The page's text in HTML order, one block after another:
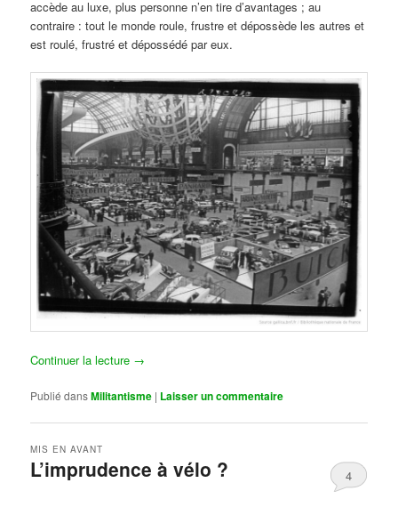
accède au luxe, plus personne n’en tire d’avantages ; au
contraire : tout le monde roule, frustre et dépossède les autres et
est roulé, frustré et dépossédé par eux.
Continuer la lecture →
Publié dansMilitantisme | Laisser un commentaire
L’imprudence à vélo ?
MIS EN AVANT
4